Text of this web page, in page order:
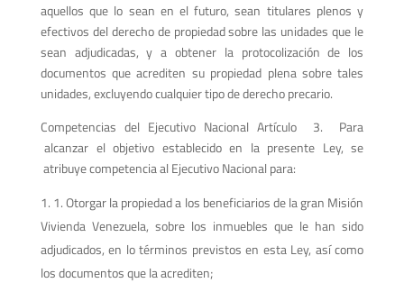
aquellos que lo sean en el futuro, sean titulares plenos y
efectivos del derecho de propiedad sobre las unidades que le
sean adjudicadas, y a obtener la protocolización de los
documentos que acrediten su propiedad plena sobre tales
unidades, excluyendo cualquier tipo de derecho precario.
Competencias del Ejecutivo Nacional Artículo 3. Para
alcanzar el objetivo establecido en la presente Ley, se
atribuye competencia al Ejecutivo Nacional para:
1. Otorgar la propiedad a los beneficiarios de la gran Misión
Vivienda Venezuela, sobre los inmuebles que le han sido
adjudicados, en lo términos previstos en esta Ley, así como
los documentos que la acrediten;